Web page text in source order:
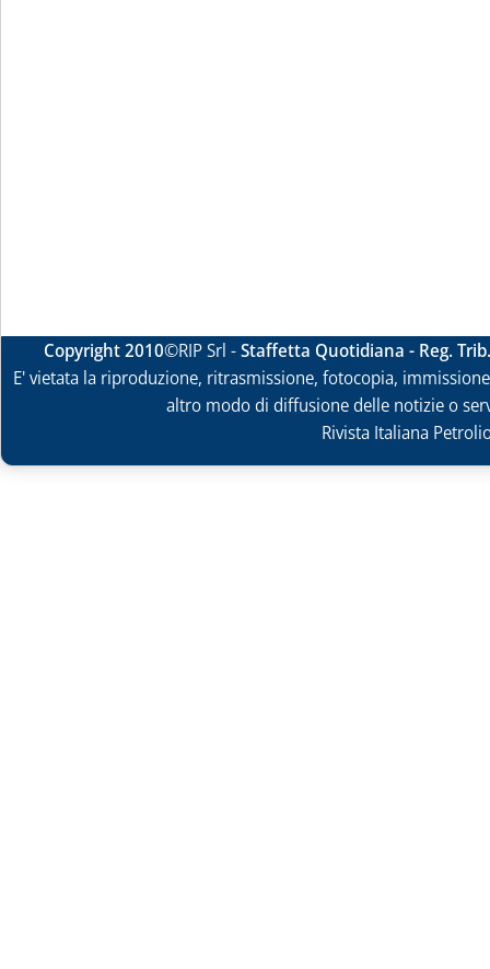
Copyright 2010©RIP Srl -Staffetta Quotidiana - Reg.
E' vietata la riproduzione, ritrasmissione, fotocopia,
altro modo di diffusione delle notizie o
Rivista Italiana